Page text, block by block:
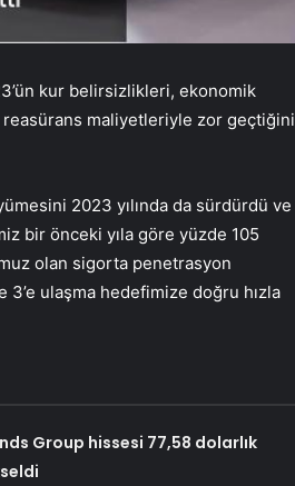
kur belirsizlikleri, ekonomik
reasürans maliyetleriyle zor geçtiğini
2023 yılında da sürdürdü ve
bir önceki yıla göre yüzde 105
olan sigorta penetrasyon
3’e ulaşma hedefimize doğru hızla
Group hissesi 77,58 dolarlık